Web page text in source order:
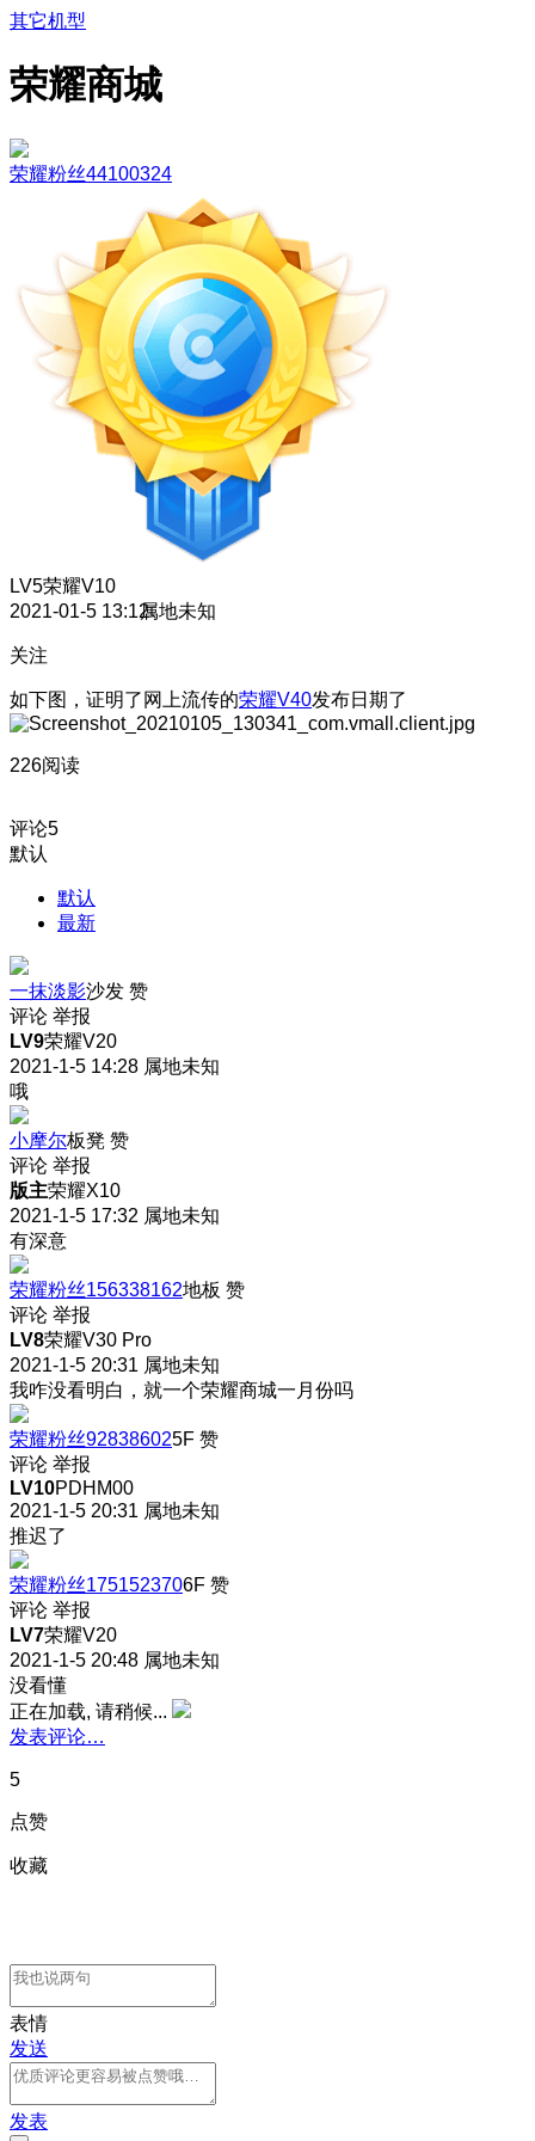
其它机型
荣耀商城
荣耀粉丝44100324
LV5荣耀V10
2021-01-5 13:12属地未知
关注
如下图，证明了网上流传的荣耀V40发布日期了
226阅读
评论5
默认
默认
最新
一抹淡影沙发 赞
评论 举报
LV9荣耀V20
2021-1-5 14:28 属地未知
哦
小摩尔板凳 赞
评论 举报
版主荣耀X10
2021-1-5 17:32 属地未知
有深意
荣耀粉丝156338162地板 赞
评论 举报
LV8荣耀V30 Pro
2021-1-5 20:31 属地未知
我咋没看明白 ，就一个荣耀商城一月份吗
荣耀粉丝928386025F 赞
评论 举报
LV10PDHM00
2021-1-5 20:31 属地未知
推迟了
荣耀粉丝1751523706F 赞
评论 举报
LV7荣耀V20
2021-1-5 20:48 属地未知
没看懂
正在加载, 请稍候...
发表评论…
5
点赞
收藏
表情
发送
发表